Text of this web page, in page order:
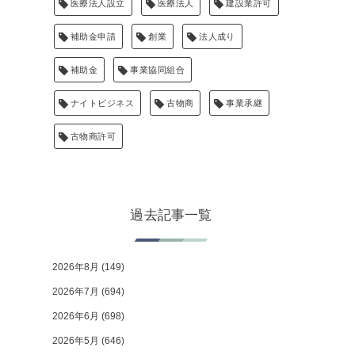
医療法人設立 医療法人 建設業許可
補助金申請 創業 法人成り
補助金 事業協同組合
ナイトビジネス 古物商 事業承継
古物商許可
過去記事一覧
2026年8月 (149)
2026年7月 (694)
2026年6月 (698)
2026年5月 (646)